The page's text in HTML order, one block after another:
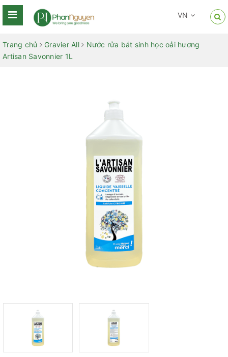
VN
Trang chủ Gravier All
Nước rửa bát sinh học oải hương
Artisan Savonnier 1L